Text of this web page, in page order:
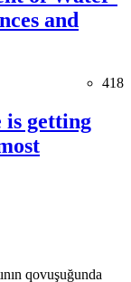
and
418
is getting
qovuşuğunda